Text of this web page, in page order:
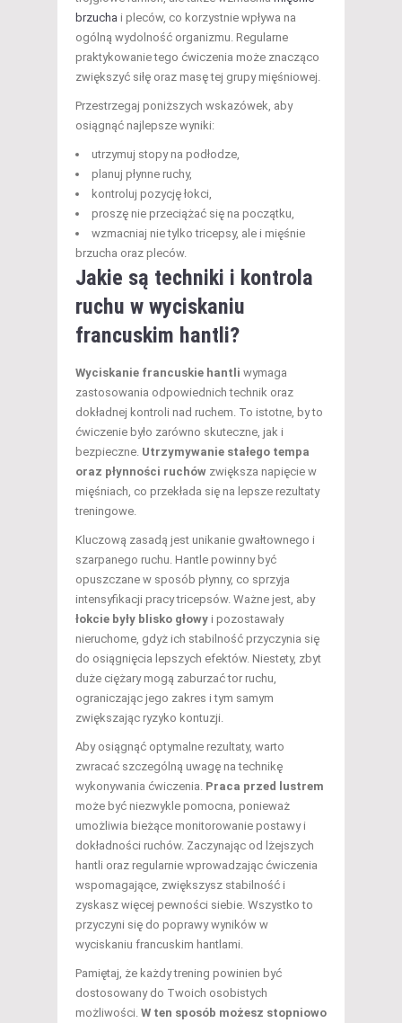
brzucha i pleców, co korzystnie wpływa na
ogólną wydolność organizmu. Regularne
praktykowanie tego ćwiczenia może znacząco
zwiększyć siłę oraz masę tej grupy mięśniowej.
Przestrzegaj poniższych wskazówek, aby
osiągnąć najlepsze wyniki:
utrzymuj stopy na podłodze,
planuj płynne ruchy,
kontroluj pozycję łokci,
proszę nie przeciążać się na początku,
wzmacniaj nie tylko tricepsy, ale i mięśnie
brzucha oraz pleców.
Jakie są techniki i kontrola
ruchu w wyciskaniu
francuskim hantli?
Wyciskanie francuskie hantli wymaga
zastosowania odpowiednich technik oraz
dokładnej kontroli nad ruchem. To istotne, by to
ćwiczenie było zarówno skuteczne, jak i
bezpieczne. Utrzymywanie stałego tempa
oraz płynności ruchów zwiększa napięcie w
mięśniach, co przekłada się na lepsze rezultaty
treningowe.
Kluczową zasadą jest unikanie gwałtownego i
szarpanego ruchu. Hantle powinny być
opuszczane w sposób płynny, co sprzyja
intensyfikacji pracy tricepsów. Ważne jest, aby
łokcie były blisko głowy i pozostawały
nieruchome, gdyż ich stabilność przyczynia się
do osiągnięcia lepszych efektów. Niestety, zbyt
duże ciężary mogą zaburzać tor ruchu,
ograniczając jego zakres i tym samym
zwiększając ryzyko kontuzji.
Aby osiągnąć optymalne rezultaty, warto
zwracać szczególną uwagę na technikę
wykonywania ćwiczenia. Praca przed lustrem
może być niezwykle pomocna, ponieważ
umożliwia bieżące monitorowanie postawy i
dokładności ruchów. Zaczynając od lżejszych
hantli oraz regularnie wprowadzając ćwiczenia
wspomagające, zwiększysz stabilność i
zyskasz więcej pewności siebie. Wszystko to
przyczyni się do poprawy wyników w
wyciskaniu francuskim hantlami.
Pamiętaj, że każdy trening powinien być
dostosowany do Twoich osobistych
możliwości. W ten sposób możesz stopniowo